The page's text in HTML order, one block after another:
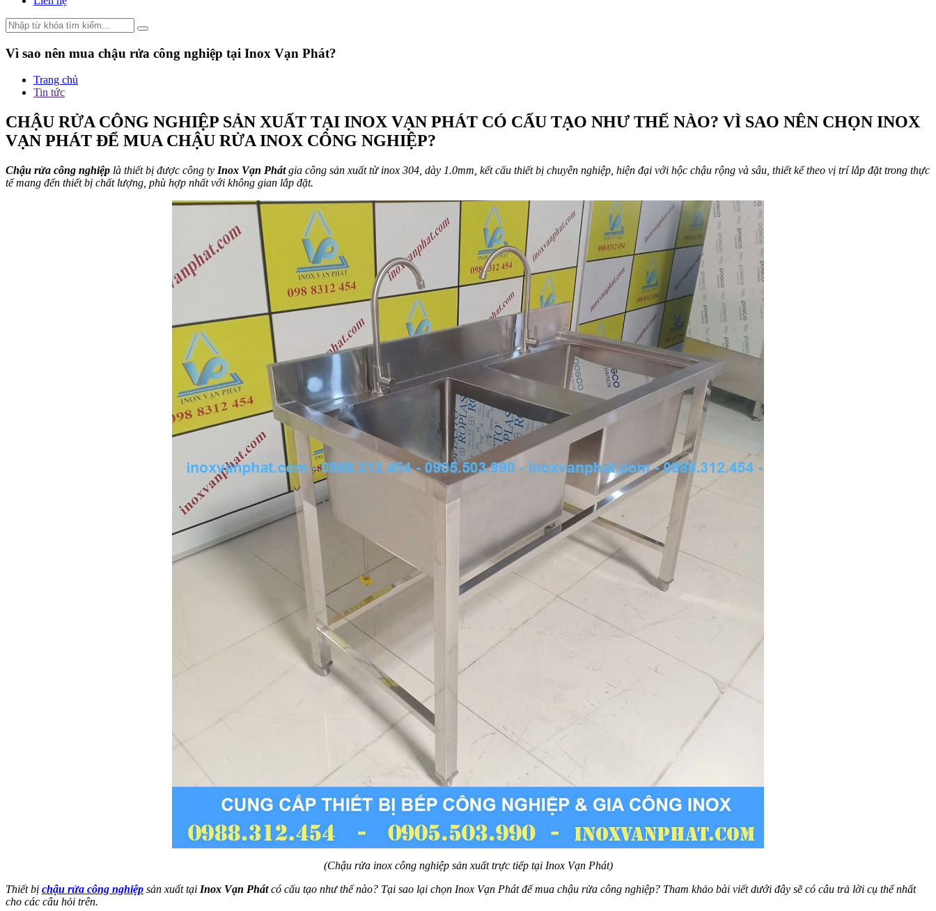
Vì sao nên mua chậu rửa công nghiệp tại Inox Vạn Phát?
Trang chủ
Tin tức
CHẬU RỬA CÔNG NGHIỆP SẢN XUẤT TẠI INOX VẠN PHÁT CÓ CẤU TẠO NHƯ THẾ NÀO? VÌ SAO NÊN CHỌN INOX
VẠN PHÁT ĐỂ MUA CHẬU RỬA INOX CÔNG NGHIỆP?
Chậu rửa công nghiệp là thiết bị được công ty Inox Vạn Phátgia công sản xuất từ inox 304, dày 1.0mm, kết cấu thiết bị chuyên nghiệp, hiện đại với hộc chậu rộng và sâu, thiết kế theo vị trí lắp đặt trong thực
tế mang đến thiết bị chất lượng, phù hợp nhất với không gian lắp đặt.
(Chậu rửa inox công nghiệp sản xuất trực tiếp tại Inox Vạn Phát)
Thiết bị chậu rửa công nghiệp sản xuất tại Inox Vạn Phátcó cấu tạo như thế nào? Tại sao lại chọn Inox Vạn Phát để mua chậu rửa công nghiệp? Tham khảo bài viết dưới đây sẽ có câu trả lời cụ thể nhất
cho các câu hỏi trên.